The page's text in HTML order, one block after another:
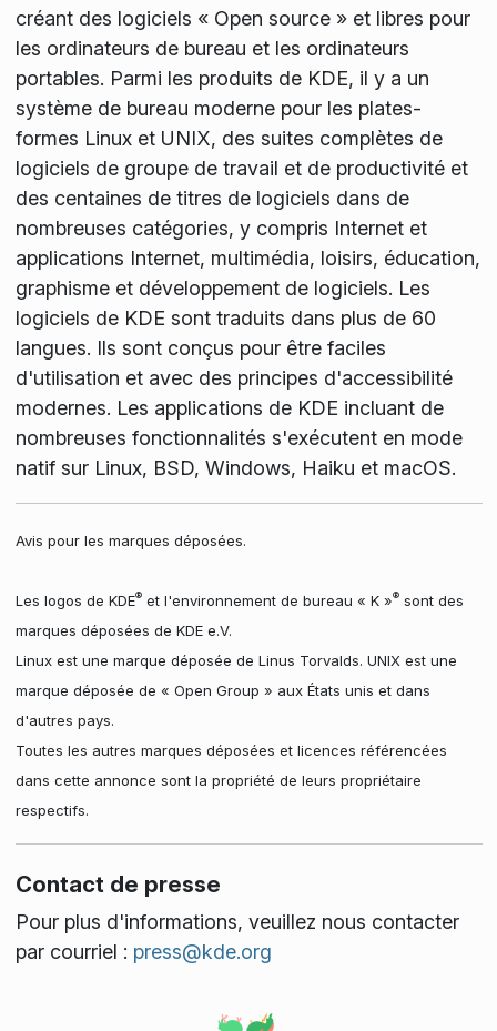
créant des logiciels « Open source » et libres pour
les ordinateurs de bureau et les ordinateurs
portables. Parmi les produits de KDE, il y a un
système de bureau moderne pour les plates-
formes Linux et UNIX, des suites complètes de
logiciels de groupe de travail et de productivité et
des centaines de titres de logiciels dans de
nombreuses catégories, y compris Internet et
applications Internet, multimédia, loisirs, éducation,
graphisme et développement de logiciels. Les
logiciels de KDE sont traduits dans plus de 60
langues. Ils sont conçus pour être faciles
d'utilisation et avec des principes d'accessibilité
modernes. Les applications de KDE incluant de
nombreuses fonctionnalités s'exécutent en mode
natif sur Linux, BSD, Windows, Haiku et macOS.
Avis pour les marques déposées.
Les logos de KDE®et l'environnement de bureau « K »®sont des
marques déposées de KDE e.V.
Linux est une marque déposée de Linus Torvalds. UNIX est une
marque déposée de « Open Group » aux États unis et dans
d'autres pays.
Toutes les autres marques déposées et licences référencées
dans cette annonce sont la propriété de leurs propriétaire
respectifs.
Contact de presse
Pour plus d'informations, veuillez nous contacter
par courriel : press@kde.org